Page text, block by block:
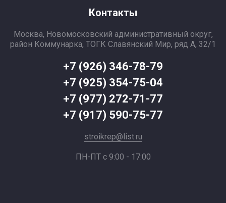
Контакты
Москва, Новомосковский административный округ,
район Коммунарка, ТОГК Славянский Мир, ряд А, 32/1
+7 (926) 346-78-79
+7 (925) 354-75-04
+7 (977) 272-71-77
+7 (917) 590-75-77
stroikrep@list.ru
ПН-ПТ с 9:00 - 17:00